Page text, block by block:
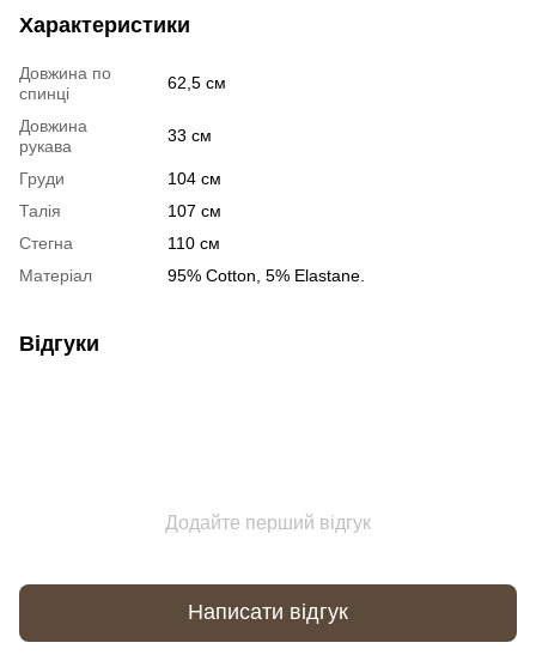
Характеристики
Довжина по
спинці
62,5 см
Довжина
рукава
33 см
Груди
104 см
Талія
107 см
Стегна
110 см
Матеріал
95% Cotton, 5% Elastane.
Відгуки
Додайте перший відгук
Написати відгук